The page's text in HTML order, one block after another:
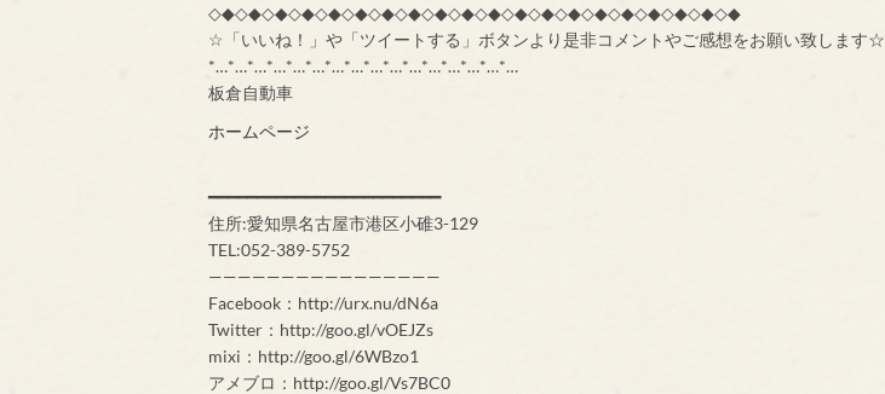
◇◆◇◆◇◆◇◆◇◆◇◆◇◆◇◆◇◆◇◆◇◆◇◆◇◆◇◆◇◆◇◆◇◆◇◆◇◆◇◆
☆「いいね！」や「ツイートする」ボタンより是非コメントやご感想をお願い致します☆
*…*…*…*…*…*…*…*…*…*…*…*…*…*…*…*…
板倉自動車
ホームページ
━━━━━━━━━━━━━━━━━━━━━━━━
住所:愛知県名古屋市港区小碓3-129
TEL:052-389-5752
————————————————
Facebook：http://urx.nu/dN6a
Twitter：http://goo.gl/vOEJZs
mixi：http://goo.gl/6WBzo1
アメブロ：http://goo.gl/Vs7BC0